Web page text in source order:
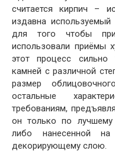
считается кирпич –
издавна
для того чтобы
использовали приёмы
этот процесс сильно
камней с различной
размер
остальные
требованиям,
он только по лучшему
либо нанесенной
декорирующему слою.